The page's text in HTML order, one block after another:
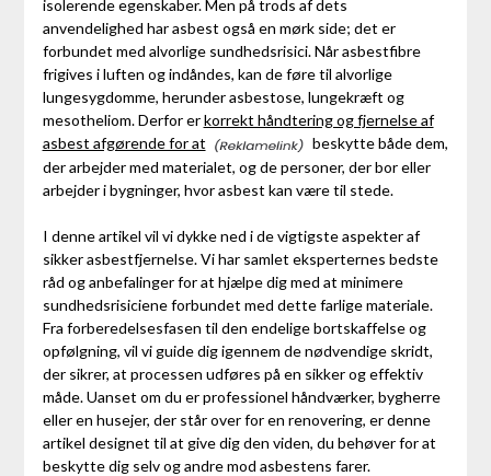
isolerende egenskaber. Men på trods af dets
anvendelighed har asbest også en mørk side; det er
forbundet med alvorlige sundhedsrisici. Når asbestfibre
frigives i luften og indåndes, kan de føre til alvorlige
lungesygdomme, herunder asbestose, lungekræft og
mesotheliom. Derfor erkorrekt håndtering og fjernelse af
asbest afgørende for at
beskytte både dem,
der arbejder med materialet, og de personer, der bor eller
arbejder i bygninger, hvor asbest kan være til stede.
I denne artikel vil vi dykke ned i de vigtigste aspekter af
sikker asbestfjernelse. Vi har samlet eksperternes bedste
råd og anbefalinger for at hjælpe dig med at minimere
sundhedsrisiciene forbundet med dette farlige materiale.
Fra forberedelsesfasen til den endelige bortskaffelse og
opfølgning, vil vi guide dig igennem de nødvendige skridt,
der sikrer, at processen udføres på en sikker og effektiv
måde. Uanset om du er professionel håndværker, bygherre
eller en husejer, der står over for en renovering, er denne
artikel designet til at give dig den viden, du behøver for at
beskytte dig selv og andre mod asbestens farer.